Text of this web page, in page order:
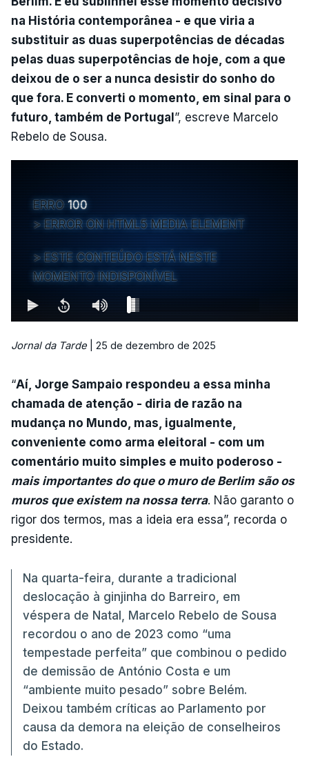
na História contemporânea - e que viria a
substituir as duas superpotências de décadas
pelas duas superpotências de hoje, com a que
deixou de o ser a nunca desistir do sonho do
que fora. E converti o momento, em sinal para o
futuro, também de Portugal”, escreve Marcelo
Rebelo de Sousa.
ERRO 100
ERROR ON HTML5 MEDIA ELEMENT
ESTE CONTEÚDO ESTÁ NESTE
MOMENTO INDISPONÍVEL
Jornal da Tarde| 25 de dezembro de 2025
“Aí, Jorge Sampaio respondeu a essa minha
chamada de atenção - diria de razão na
mudança no Mundo, mas, igualmente,
conveniente como arma eleitoral - com um
comentário muito simples e muito poderoso -
mais importantes do que o muro de Berlim são os
muros que existem na nossa terra. Não garanto o
rigor dos termos, mas a ideia era essa”, recorda o
presidente.
Na quarta-feira, durante a tradicional
deslocação à ginjinha do Barreiro, em
véspera de Natal, Marcelo Rebelo de Sousa
recordou o ano de 2023 como “uma
tempestade perfeita” que combinou o pedido
de demissão de António Costa e um
“ambiente muito pesado” sobre Belém.
Deixou também críticas ao Parlamento por
causa da demora na eleição de conselheiros
do Estado.